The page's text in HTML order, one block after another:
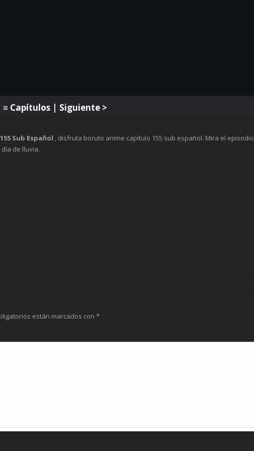
≡ Capítulos | Siguiente >
Sub Español , disfruta boruto anime capítulo 155 sub español. Mira el episodio
de lluvia.
están marcados con*